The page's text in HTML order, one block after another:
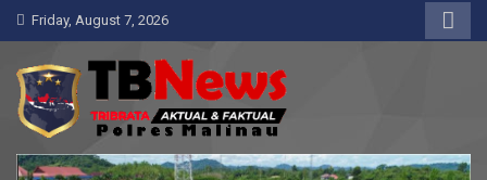
Skip
to
content
Friday, August 7, 2026
Pelangiresmalinau.com
Beranda Warta Bhayangkara